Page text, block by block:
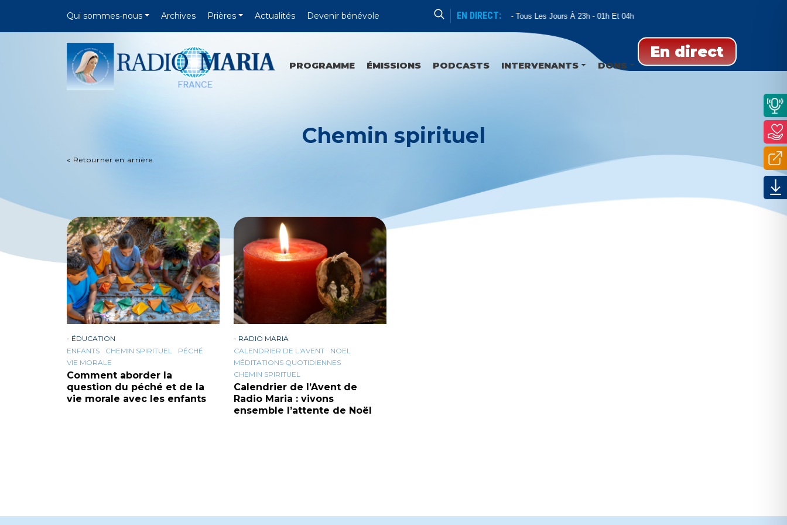
Qui sommes-nous Archives Prières Actualités Devenir bénévole EN DIRECT:
Enseignement Tous Les Jours À 23h - 01h Et 04h
En direct
PROGRAMME ÉMISSIONS PODCASTS INTERVENANTS DONS
Chemin spirituel
« Retourner en arrière
- ÉDUCATION
ENFANTS
CHEMIN SPIRITUEL
PÉCHÉ
VIE MORALE
Comment aborder la
question du péché et de la
vie morale avec les enfants
- RADIO MARIA
CALENDRIER DE L'AVENT
NOEL
MÉDITATIONS QUOTIDIENNES
CHEMIN SPIRITUEL
Calendrier de l’Avent de
Radio Maria : vivons
ensemble l’attente de Noël